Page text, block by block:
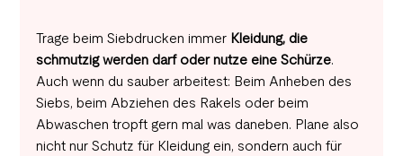
Trage beim Siebdrucken immer Kleidung, die
schmutzig werden darf oder nutze eine Schürze.
Auch wenn du sauber arbeitest: Beim Anheben des
Siebs, beim Abziehen des Rakels oder beim
Abwaschen tropft gern mal was daneben. Plane also
nicht nur Schutz für Kleidung ein, sondern auch für